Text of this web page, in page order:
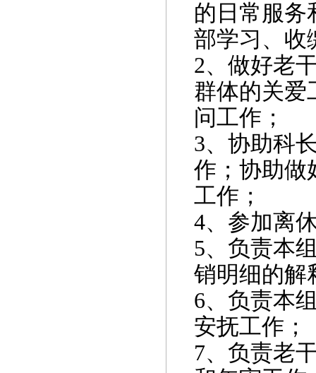
的日常服务
部学习、收
2、做好老
群体的关爱
问工作；
3、协助科
作；协助做
工作；
4、参加离
5、负责本
销明细的解
6、负责本
安抚工作；
7、负责老